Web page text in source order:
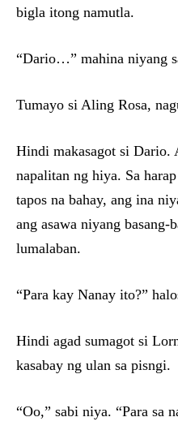
bigla itong namutla.
“Dario…” mahina niyang
Tumayo si Aling Rosa,
Hindi makasagot si Dario.
napalitan ng hiya. Sa
tapos na bahay, ang ina
ang asawa niyang basang-
lumalaban.
“Para kay Nanay ito?”
Hindi agad sumagot si
kasabay ng ulan sa pisngi.
“Oo,” sabi niya. “Para sa